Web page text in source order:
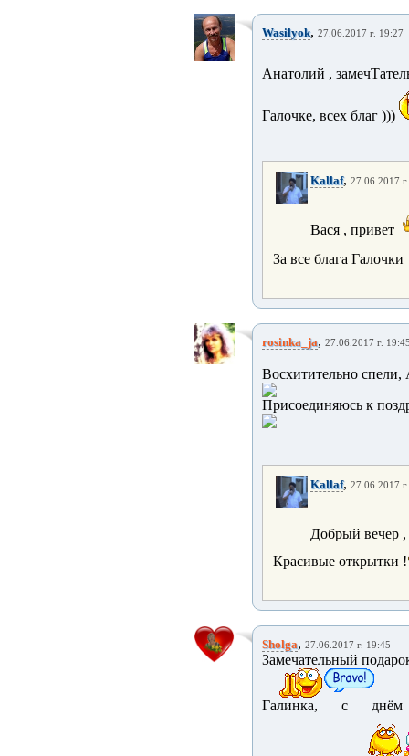
Wasilyok, 27.06.2017 г. 19:27
Анатолий ,
Галочке, всех благ )))
Kallaf, 27.06.2017
Вася , привет
За все блага Галочки
rosinka_ja, 27.06.2017 г.
Восхитительно
Присоединяюсь к
Kallaf, 27.06.2017
Добрый вечер
Красивые открытки !
Sholga, 27.06.2017 г. 19:45
Замечательный
Галинка, с днём